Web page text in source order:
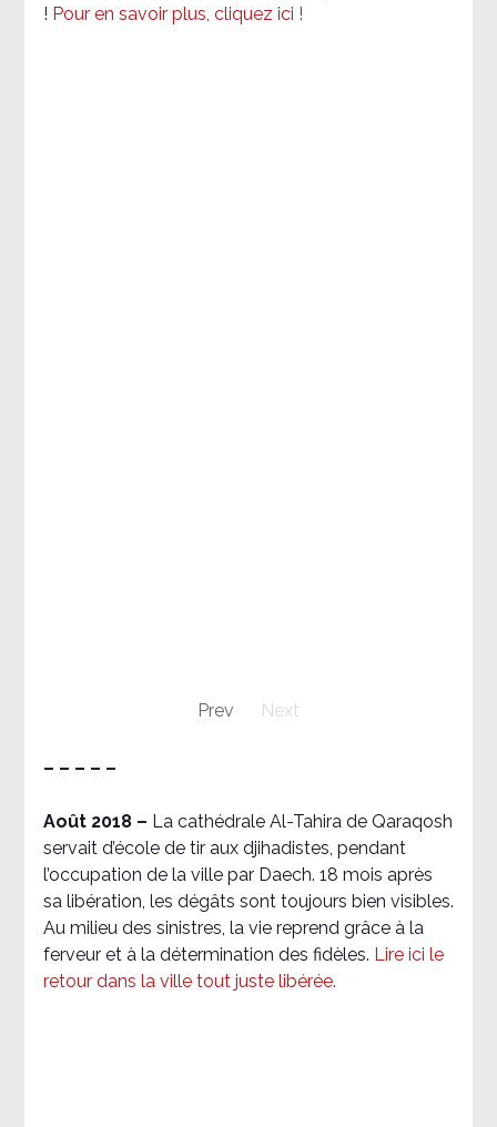
! Pour en savoir plus, cliquez ici !
Prev Next
– – – – –
Août 2018 – La cathédrale Al-Tahira de Qaraqosh
servait d’école de tir aux djihadistes, pendant
l’occupation de la ville par Daech. 18 mois après
sa libération, les dégâts sont toujours bien visibles.
Au milieu des sinistres, la vie reprend grâce à la
ferveur et à la détermination des fidèles. Lire ici le
retour dans la ville tout juste libérée.